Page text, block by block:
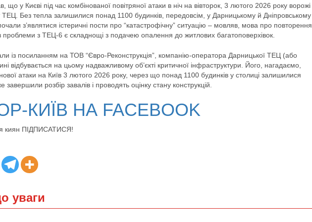
у Києві під час комбінованої повітряної атаки в ніч на вівторок, 3 лютого 2026 року ворожі
Без тепла залишилися понад 1100 будинків, передовсім, у Дарницькому й Дніпровському
з’являтися істеричні пости про “катастрофічну” ситуацію – мовляв, мова про повторення
проблеми з ТЕЦ-6 є складнощі з подачею опалення до житлових багатоповерхівок.
із посиланням на ТОВ “Євро-Реконструкція”, компанію-оператора Дарницької ТЕЦ (або
відбувається на цьому надважливому об’єкті критичної інфраструктури. Його, нагадаємо,
атаки на Київ 3 лютого 2026 року, через що понад 1100 будинків у столиці залишилися
розбір завалів і проводять оцінку стану конструкцій.
КИЇВ НА FACEBOOK
киян ПІДПИСАТИСЯ!
уваги